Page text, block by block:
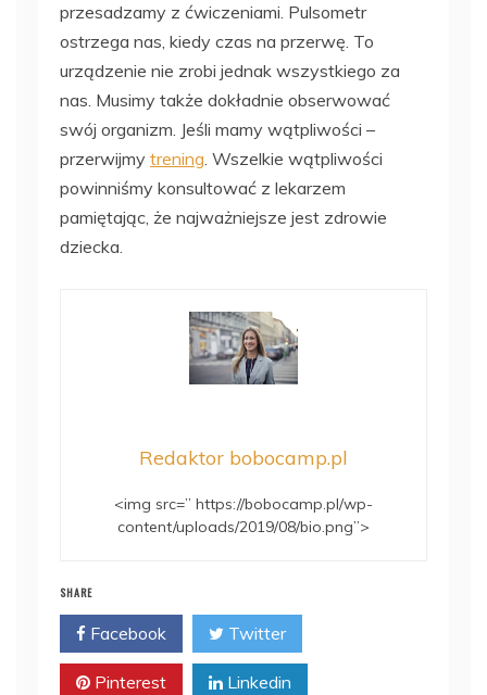
przesadzamy z ćwiczeniami. Pulsometr
ostrzega nas, kiedy czas na przerwę. To
urządzenie nie zrobi jednak wszystkiego za
nas. Musimy także dokładnie obserwować
swój organizm. Jeśli mamy wątpliwości –
przerwijmy trening. Wszelkie wątpliwości
powinniśmy konsultować z lekarzem
pamiętając, że najważniejsze jest zdrowie
dziecka.
Redaktor bobocamp.pl
<img src=” https://bobocamp.pl/wp-
content/uploads/2019/08/bio.png”>
SHARE
Facebook Twitter
Pinterest Linkedin